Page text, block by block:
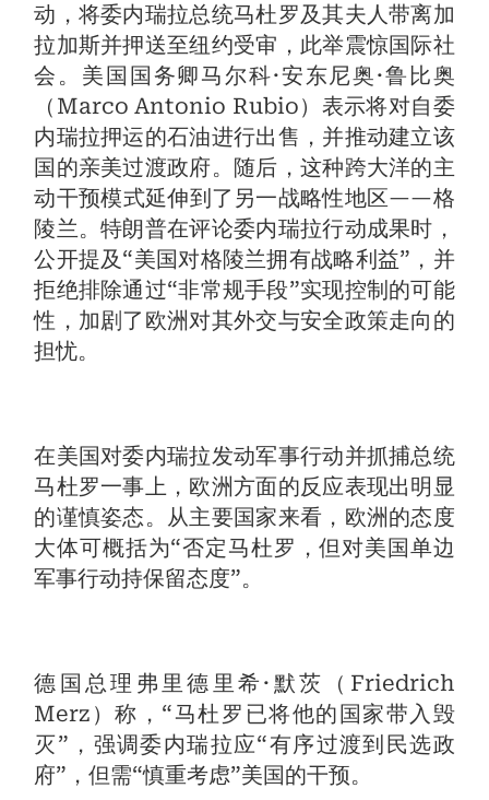
动，将委内瑞拉总统马杜罗及其夫人带离加
拉加斯并押送至纽约受审，此举震惊国际社
会。美国国务卿马尔科·安东尼奥·鲁比奥
（Marco Antonio Rubio）表示将对自委
内瑞拉押运的石油进行出售，并推动建立该
国的亲美过渡政府。随后，这种跨大洋的主
动干预模式延伸到了另一战略性地区——格
陵兰。特朗普在评论委内瑞拉行动成果时，
公开提及“美国对格陵兰拥有战略利益”，并
拒绝排除通过“非常规手段”实现控制的可能
性，加剧了欧洲对其外交与安全政策走向的
担忧。
在美国对委内瑞拉发动军事行动并抓捕总统
马杜罗一事上，欧洲方面的反应表现出明显
的谨慎姿态。从主要国家来看，欧洲的态度
大体可概括为“否定马杜罗，但对美国单边
军事行动持保留态度”。
德国总理弗里德里希·默茨（Friedrich
Merz）称，“马杜罗已将他的国家带入毁
灭”，强调委内瑞拉应“有序过渡到民选政
府”，但需“慎重考虑”美国的干预。